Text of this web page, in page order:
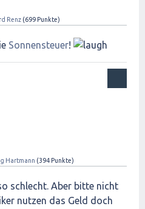
Renz (699 Punkte)
Sonnensteuer!
Hartmann (394 Punkte)
schlecht. Aber bitte nicht
nutzen das Geld doch